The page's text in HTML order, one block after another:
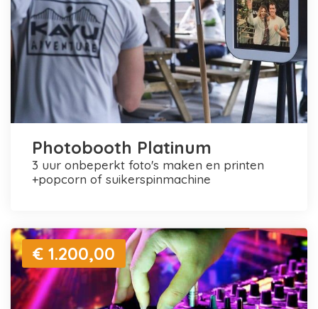
Photobooth Platinum
3 uur onbeperkt foto's maken en printen
+popcorn of suikerspinmachine
€ 1.200,00